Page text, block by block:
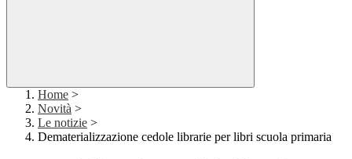
Home >
Novità >
Le notizie >
Dematerializzazione cedole librarie per libri scuola primaria